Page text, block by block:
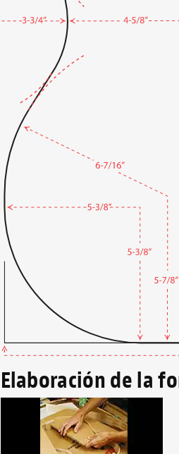
Elaboración de la